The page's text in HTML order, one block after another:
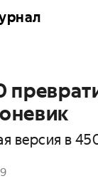
версия в